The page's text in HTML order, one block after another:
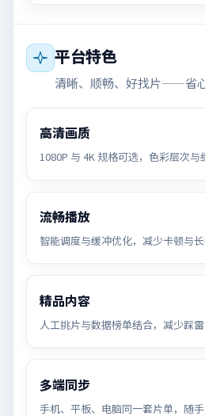
平台特色
清晰、顺畅、好找片——省
高清画质
1080P 与 4K 规格可选，色彩层次与
流畅播放
智能调度与缓冲优化，减少卡顿与
精品内容
人工挑片与数据榜单结合，减少踩
多端同步
手机、平板、电脑同一套片单，随